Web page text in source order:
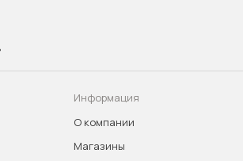
Информация
О компании
Магазины